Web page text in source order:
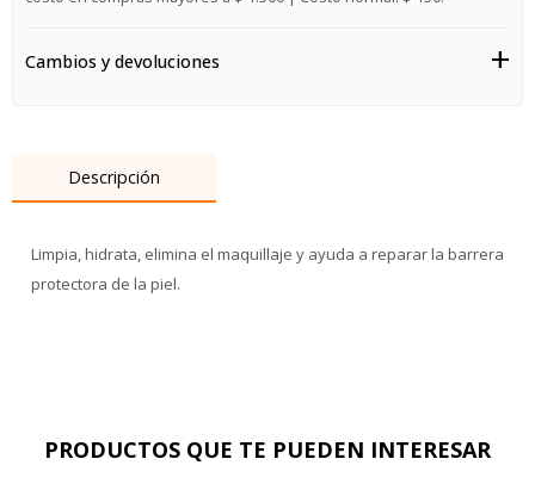
Cambios y devoluciones
Descripción
Limpia, hidrata, elimina el maquillaje y ayuda a reparar la barrera
protectora de la piel.
PRODUCTOS QUE TE PUEDEN INTERESAR